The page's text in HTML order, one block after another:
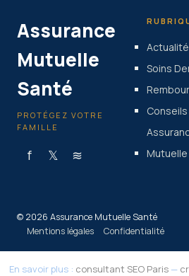
Assurance
Mutuelle
Santé
PROTÉGEZ VOTRE
FAMILLE
f 𝕏 ≋
Soins
Conseils
Mutuelle
© 2026 Assurance Mutuelle Santé
Mentions légales
Confidentialité
En savoir plus : consultant SEO Paris —